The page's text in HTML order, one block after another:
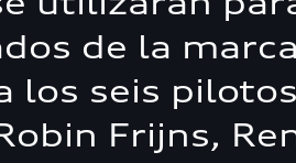
de la
seis
Frijns,